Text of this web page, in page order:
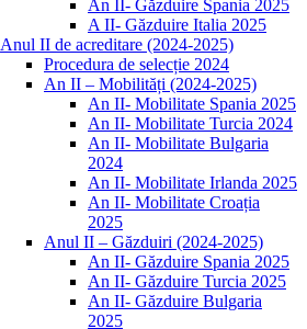
An II- Găzduire Spania 2025
A II- Găzduire Italia 2025
Anul II de acreditare (2024-2025)
Procedura de selecție 2024
An II – Mobilități (2024-2025)
An II- Mobilitate Spania 2025
An II- Mobilitate Turcia 2024
An II- Mobilitate Bulgaria
2024
An II- Mobilitate Irlanda 2025
An II- Mobilitate Croația
2025
Anul II – Găzduiri (2024-2025)
An II- Găzduire Spania 2025
An II- Găzduire Turcia 2025
An II- Găzduire Bulgaria
2025